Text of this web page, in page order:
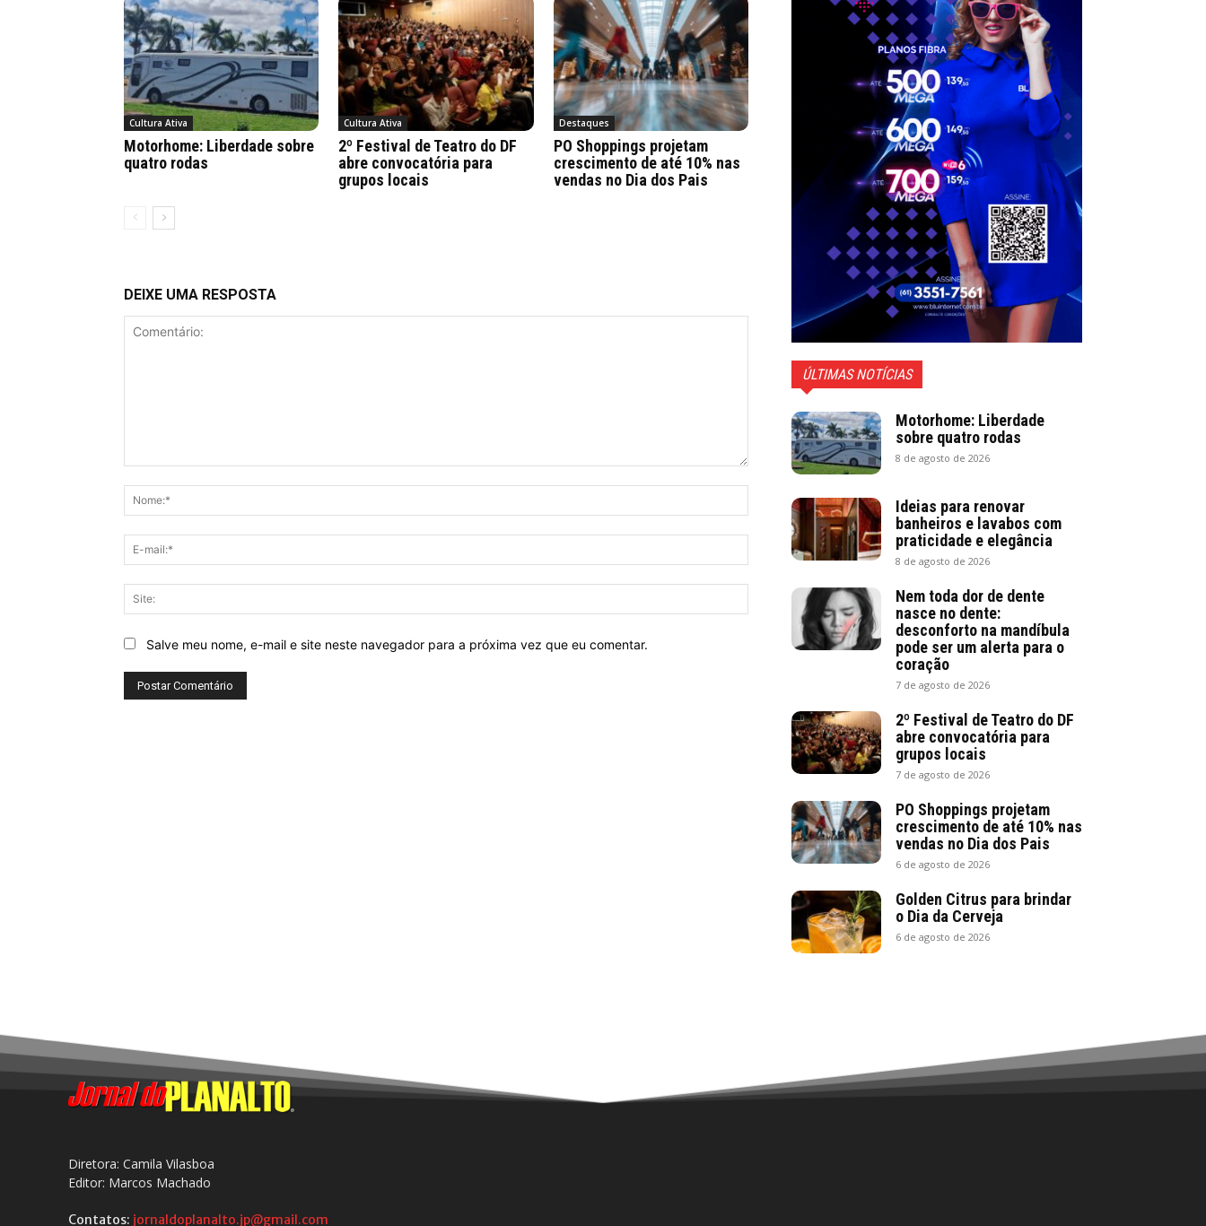
Cultura Ativa
Motorhome: Liberdade sobre
quatro rodas
Cultura Ativa
2º Festival de Teatro do DF
abre convocatória para
grupos locais
Destaques
PO Shoppings projetam
crescimento de até 10% nas
vendas no Dia dos Pais
DEIXE UMA RESPOSTA
mail:*
Salve meu nome, e-mail e site neste navegador para a próxima vez que eu comentar.
ÚLTIMAS NOTÍCIAS
Motorhome: Liberdade
sobre quatro rodas
8 de agosto de 2026
Ideias para renovar
banheiros e lavabos com
praticidade e elegância
8 de agosto de 2026
Nem toda dor de dente
nasce no dente:
desconforto na mandíbula
pode ser um alerta para o
coração
7 de agosto de 2026
2º Festival de Teatro do DF
abre convocatória para
grupos locais
7 de agosto de 2026
PO Shoppings projetam
crescimento de até 10% nas
vendas no Dia dos Pais
6 de agosto de 2026
Golden Citrus para brindar
o Dia da Cerveja
6 de agosto de 2026
Diretora: Camila Vilasboa
Editor: Marcos Machado
Contatos: jornaldoplanalto.jp@gmail.com